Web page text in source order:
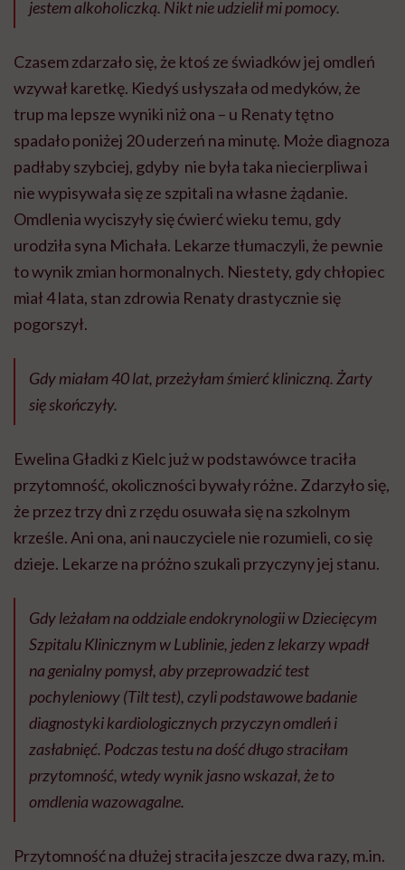
jestem alkoholiczką. Nikt nie udzielił mi pomocy.
Czasem zdarzało się, że ktoś ze świadków jej omdleń
wzywał karetkę. Kiedyś usłyszała od medyków, że
trup ma lepsze wyniki niż ona – u Renaty tętno
spadało poniżej 20 uderzeń na minutę. Może diagnoza
padłaby szybciej, gdyby nie była taka niecierpliwa i
nie wypisywała się ze szpitali na własne żądanie.
Omdlenia wyciszyły się ćwierć wieku temu, gdy
urodziła syna Michała. Lekarze tłumaczyli, że pewnie
to wynik zmian hormonalnych. Niestety, gdy chłopiec
miał 4 lata, stan zdrowia Renaty drastycznie się
pogorszył.
Gdy miałam 40 lat, przeżyłam śmierć kliniczną. Żarty
się skończyły.
Ewelina Gładki z Kielc już w podstawówce traciła
przytomność, okoliczności bywały różne. Zdarzyło się,
że przez trzy dni z rzędu osuwała się na szkolnym
krześle. Ani ona, ani nauczyciele nie rozumieli, co się
dzieje. Lekarze na próżno szukali przyczyny jej stanu.
Gdy leżałam na oddziale endokrynologii w Dziecięcym
Szpitalu Klinicznym w Lublinie, jeden z lekarzy wpadł
na genialny pomysł, aby przeprowadzić test
pochyleniowy (Tilt test), czyli podstawowe badanie
diagnostyki kardiologicznych przyczyn omdleń i
zasłabnięć. Podczas testu na dość długo straciłam
przytomność, wtedy wynik jasno wskazał, że to
omdlenia wazowagalne.
Przytomność na dłużej straciła jeszcze dwa razy, m.in.